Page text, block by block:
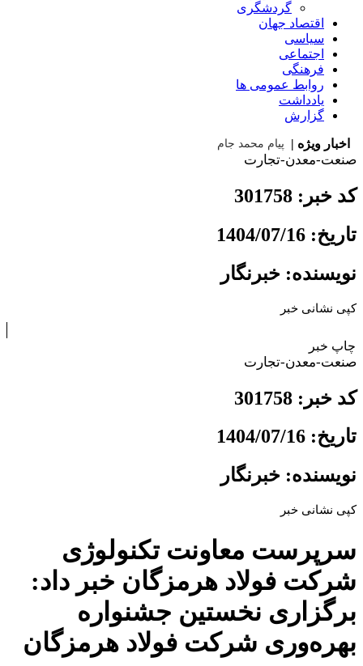
گردشگری
اقتصاد جهان
سیاسی
اجتماعی
فرهنگی
روابط عمومی ها
یادداشت
گزارش
اخبار ویژه | پیام محمد جامعی مدیر
صنعت-معدن-تجارت
کد خبر: 301758
تاریخ: 1404/07/16
نویسنده: خبرنگار
کپی نشانی خبر
چاپ خبر
صنعت-معدن-تجارت
کد خبر: 301758
تاریخ: 1404/07/16
نویسنده: خبرنگار
کپی نشانی خبر
سرپرست معاونت تکنولوژی
شرکت فولاد هرمزگان خبر داد:
برگزاری نخستین جشنواره
بهره‌وری شرکت فولاد هرمزگان